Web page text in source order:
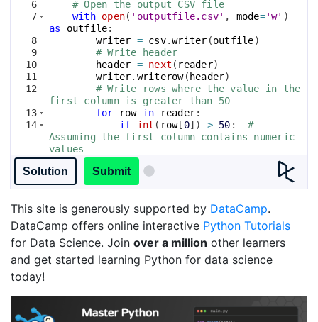
6
7
8
9
10
11
12
13
14
15
# Open the output CSV file
with open( 'outputfile.csv' , mode='w' )
as
outfile:
writer = csv.writer (outfile)
# Write header
header = next ( reader)
writer. writerow( header)
# Write rows where the value in the
first column is greater than 50
for
row in reader:
if
int ( row[ 0]) > 50 : #
Assuming the first column contains numeric
values
Solution Submit
This site is generously supported by DataCamp.
DataCamp offers online interactive Python Tutorials
for Data Science. Join over a million other learners
and get started learning Python for data science
today!